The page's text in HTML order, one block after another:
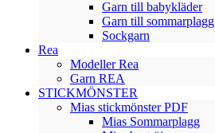
Garn till babykläder
Garn till sommarplagg
Sockgarn
Rea
Modeller Rea
Garn REA
STICKMÖNSTER
Mias stickmönster PDF
Mias Sommarplagg